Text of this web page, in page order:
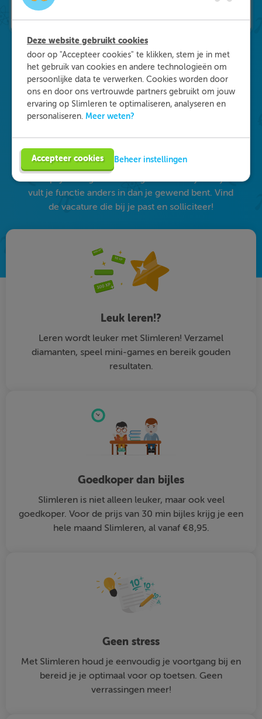
Waarom kiezen voor
Slimleren?
Onderdeel worden van ons multidisciplinaire
team? Dat kan! We zijn op zoek naar starters in
de zorg, maar ook naar medisch specialisten en
GZ-psychologen. Eén ding staat daarbij vast: je
vult je functie anders in dan je gewend bent. Vind
de vacature die bij je past en solliciteer!
Leuk leren!?
Leren wordt leuker met Slimleren! Verzamel
diamanten, speel mini-games en bereik gouden
resultaten.
Goedkoper dan bijles
Slimleren is niet alleen leuker, maar ook veel
goedkoper. Voor de prijs van 30 min bijles krijg je een
hele maand Slimleren, al vanaf €8,95.
Geen stress
Met Slimleren houd je eenvoudig je voortgang bij en
bereid je je optimaal voor op toetsen. Geen
verrassingen meer!
Deze website gebruikt cookies
door op "Accepteer cookies" te klikken, stem je in met
het gebruik van cookies en andere technologieën om
persoonlijke data te verwerken. Cookies worden door
ons en door ons vertrouwde partners gebruikt om jouw
ervaring op Slimleren te optimaliseren, analyseren en
personaliseren. Meer weten?
Accepteer cookies Beheer instellingen